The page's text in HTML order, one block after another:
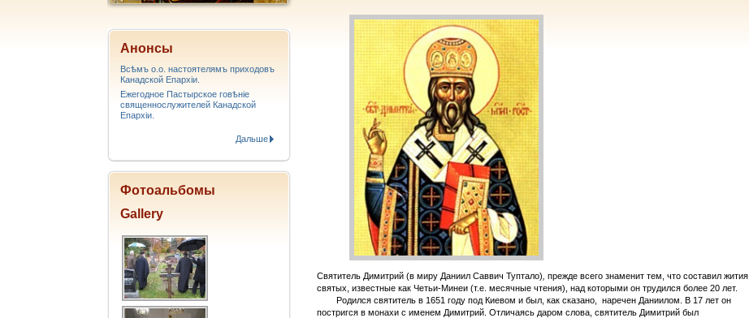
Святитель Димитрий (в миру Даниил Саввич Туптало) прежде всего знаменит тем, что составил жития
святых, известные как Четьи-Минеи (т.е. месячные чтения), над которыми он трудился более 20 лет.
Родился святитель в 1651 году под Киевом и был, как сказано, наречен Даниилом. В 17 лет он
постригся в монахи с именем Димитрий. Отличаясь даром слова, святитель Димитрий был
Анонсы
Всѣмъ о.о. настоятелямъ приходовъ
Канадской Епархiи.
Ежегодное Пастырское говѣніе
священнослужителей Канадской
Епархіи.
Дальше
Фотоальбомы
Gallery